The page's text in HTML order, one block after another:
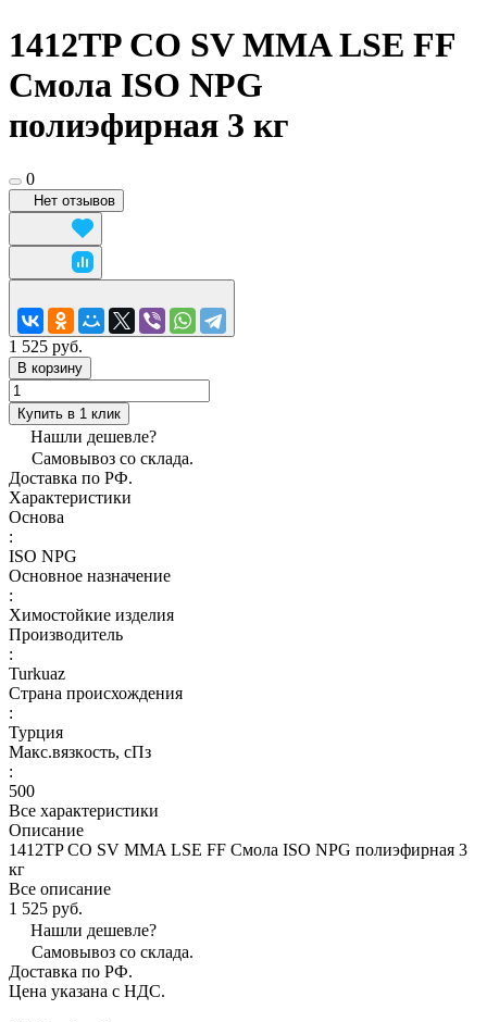
1412TP CO SV MMA LSE FF
Смола ISO NPG
полиэфирная 3 кг
0
Нет отзывов
1 525 руб.
В корзину
Купить в 1 клик
Нашли дешевле?
Самовывоз со склада.
Доставка по РФ.
Характеристики
Основа
:
ISO NPG
Основное назначение
:
Химостойкие изделия
Производитель
:
Turkuaz
Страна происхождения
:
Турция
Макс.вязкoсть, сПз
:
500
Все характеристики
Описание
1412TP CO SV MMA LSE FF Смола ISO NPG полиэфирная 3
кг
Все описание
1 525 руб.
Нашли дешевле?
Самовывоз со склада.
Доставка по РФ.
Цена указана с НДС.